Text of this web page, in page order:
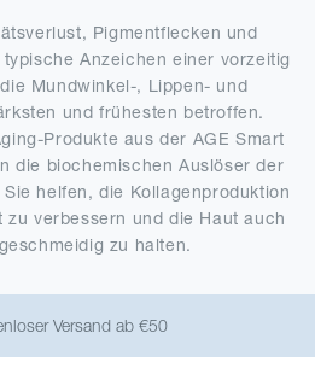
Pigmentflecken und
Anzeichen einer vorzeitig
Mundwinkel-, Lippen- und
und frühesten betroffen.
Produkte aus der AGE Smart
die biochemischen Auslöser der
helfen, die Kollagenproduktion
verbessern und die Haut auch
zu halten.
Versand ab €50